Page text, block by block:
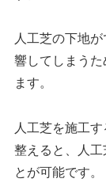
人工芝の下地
響してしまう
ます。
人工芝を施工
整えると、人
とが可能です。